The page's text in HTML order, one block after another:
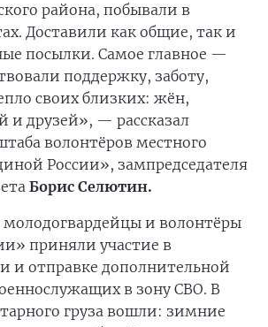
района, побывали в
Доставили как общие, так и
посылки. Самое главное —
поддержку, заботу,
своих близких: жён,
и друзей», — рассказал
волонтёров местного
России», зампредседателя
Борис Селютин.
и волонтёры
приняли участие в
и отправке дополнительной
в зону СВО. В
груза вошли: зимние